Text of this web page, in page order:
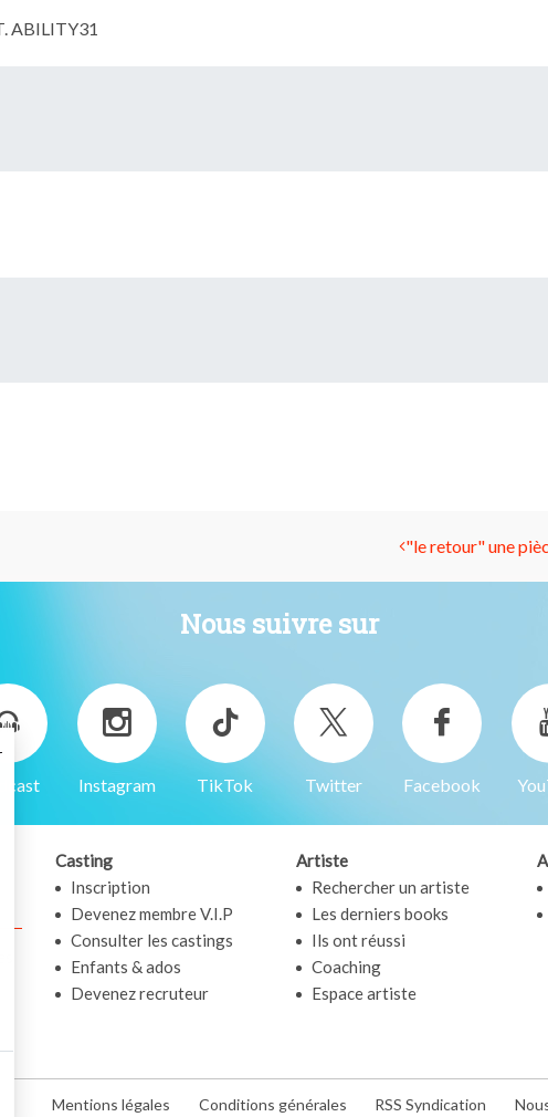
ABILITY31
"le retour" une
Nous suivre sur
Instagram TikTok Twitter Facebook
Casting
Inscription
Devenez membre V.I.P
Consulter les castings
Enfants & ados
Devenez recruteur
Artiste
Rechercher un artiste
Les derniers books
Ils ont réussi
Coaching
Espace artiste
Mentions légales Conditions générales RSS Syndication